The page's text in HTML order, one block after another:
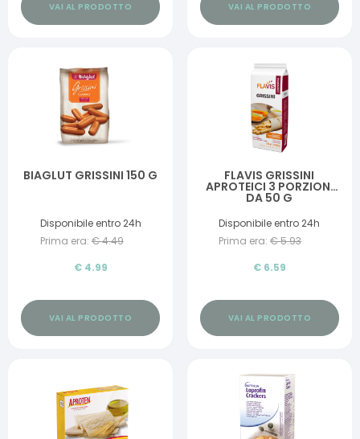
VAI AL PRODOTTO VAI AL PRODOTTO
BIAGLUT GRISSINI 150 G
Disponibile entro 24h
Prima era: €4.49
€ 4.99
VAI AL PRODOTTO
FLAVIS GRISSINI
APROTEICI 3 PORZIONI
DA 50 G
Disponibile entro 24h
Prima era: €5.93
€ 6.59
VAI AL PRODOTTO